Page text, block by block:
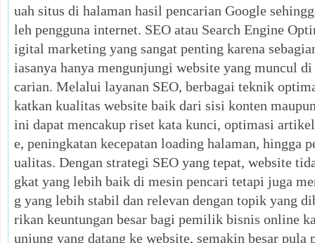
uah situs di halaman hasil pencarian Google
leh pengguna internet. SEO atau Search Engine
igital marketing yang sangat penting karena
iasanya hanya mengunjungi website yang muncul
carian. Melalui layanan SEO, berbagai teknik
katkan kualitas website baik dari sisi konten
ini dapat mencakup riset kata kunci, optimasi
e, peningkatan kecepatan loading halaman, hingga
ualitas. Dengan strategi SEO yang tepat, website
gkat yang lebih baik di mesin pencari tetapi juga
g yang lebih stabil dan relevan dengan topik yang
rikan keuntungan besar bagi pemilik bisnis online
unjung yang datang ke website, semakin besar